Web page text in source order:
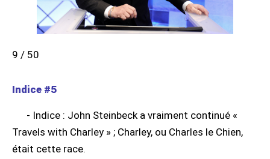
9 / 50
Indice #5
- Indice : John Steinbeck a vraiment continué «
Travels with Charley » ; Charley, ou Charles le Chien,
était cette race.